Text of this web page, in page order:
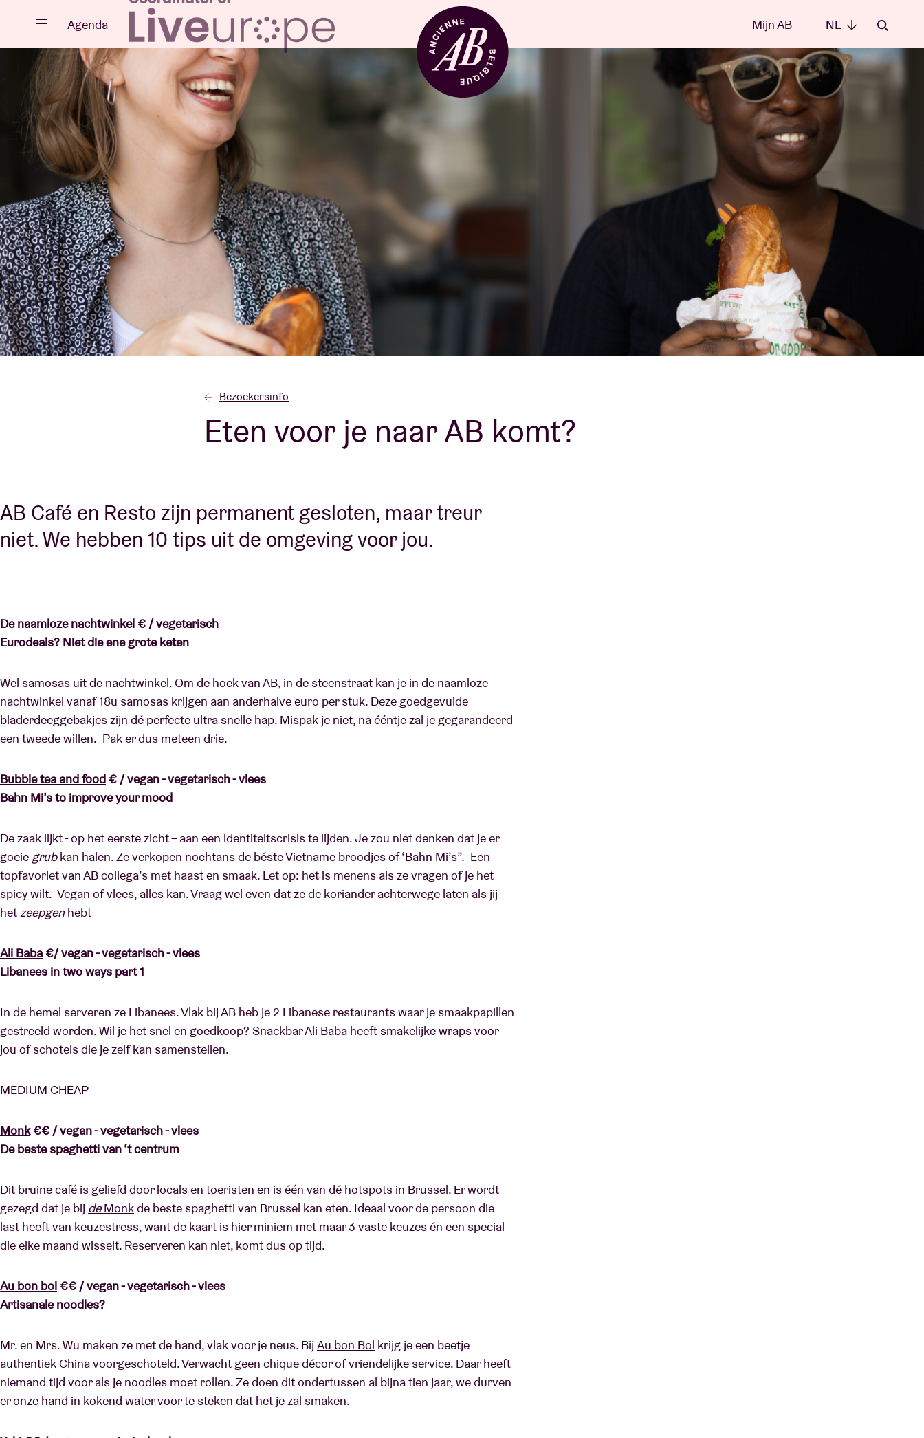
Sluiten NL
Agenda
Projecten
Nieuws
Bezoekersinfo
Concertcheque
Over AB
Agenda Mijn AB NL
Bezoekersinfo
Eten voor je naar AB komt?
AB Café en Resto zijn permanent gesloten, maar treur
niet. We hebben 10 tips uit de omgeving voor jou.
De naamloze nachtwinkel € / vegetarisch
Eurodeals? Niet die ene grote keten
Wel samosas uit de nachtwinkel. Om de hoek van AB, in de steenstraat kan je in de naamloze
nachtwinkel vanaf 18u samosas krijgen aan anderhalve euro per stuk. Deze goedgevulde
bladerdeeggebakjes zijn dé perfecte ultra snelle hap. Mispak je niet, na ééntje zal je gegarandeerd
een tweede willen. Pak er dus meteen drie.
Bubble tea and food € / vegan - vegetarisch - vlees
Bahn Mi’s to improve your mood
De zaak lijkt - op het eerste zicht – aan een identiteitscrisis te lijden. Je zou niet denken dat je er
goeie grubkan halen. Ze verkopen nochtans de béste Vietname broodjes of ‘Bahn Mi’s”. Een
topfavoriet van AB collega’s met haast en smaak. Let op: het is menens als ze vragen of je het
spicy wilt. Vegan of vlees, alles kan. Vraag wel even dat ze de koriander achterwege laten als jij
hetzeepgenhebt
Ali Baba€/ vegan - vegetarisch - vlees
Libanees in two ways part 1
In de hemel serveren ze Libanees. Vlak bij AB heb je 2 Libanese restaurants waar je smaakpapillen
gestreeld worden. Wil je het snel en goedkoop? Snackbar Ali Baba heeft smakelijke wraps voor
jou of schotels die je zelf kan samenstellen.
MEDIUM CHEAP
Monk€€ / vegan - vegetarisch - vlees
De beste spaghetti van ‘t centrum
Dit bruine café is geliefd door locals en toeristen en is één van dé hotspots in Brussel. Er wordt
gezegd dat je bij deMonkde beste spaghetti van Brussel kan eten. Ideaal voor de persoon die
last heeft van keuzestress, want de kaart is hier miniem met maar 3 vaste keuzes én een special
die elke maand wisselt. Reserveren kan niet, komt dus op tijd.
Au bon bol €€ / vegan - vegetarisch - vlees
Artisanale noodles?
Mr. en Mrs. Wu maken ze met de hand, vlak voor je neus. Bij Au bon Bol krijg je een beetje
authentiek China voorgeschoteld. Verwacht geen chique décor of vriendelijke service. Daar heeft
niemand tijd voor als je noodles moet rollen. Ze doen dit ondertussen al bijna tien jaar, we durven
er onze hand in kokend water voor te steken dat het je zal smaken.